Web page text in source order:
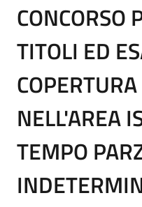
CONCORSO
TITOLI ED
NELL'AREA
TEMPO